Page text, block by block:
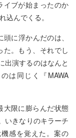
イブが始まったのか
込んでくる。
に浮かんだのは、
。もう、それでし
出演するのはなんと
は同じく『MAWA
大限に膨らんだ状態
いきなりのキラーチ
感を覚えた。案の